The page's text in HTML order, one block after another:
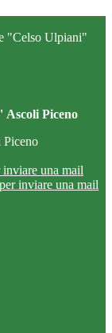
"Celso Ulpiani"
Piceno
Piceno
una mail
inviare una mail